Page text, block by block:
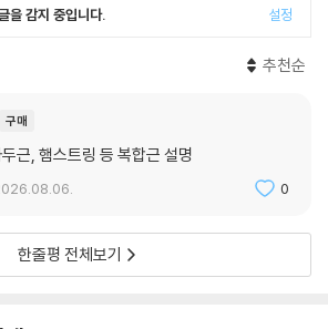
을 감지 중입니다. 설정
추천순
구매
근, 햄스트링 등 복합근 설명
0
한줄평 전체보기